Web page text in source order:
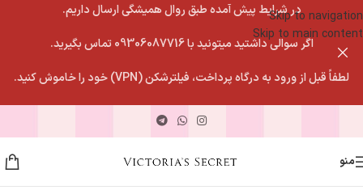
Skip to navigation
Skip to main content
در شرایط پیش آمده طبق روال همیشگی ارسال داریم.
اگر سوالی داشتید میتونید با 09306087716 تماس بگیرید.
لطفاً قبل از ورود به درگاه پرداخت، فیلترشکن (VPN) خود را خاموش کنید.
منو